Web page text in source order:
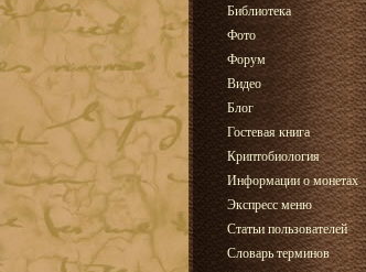
Библиотека
Фото
Форум
Видео
Блог
Гостевая книга
Криптобиология
Информации о монетах
Экспресс меню
Статьи пользователей
Словарь терминов